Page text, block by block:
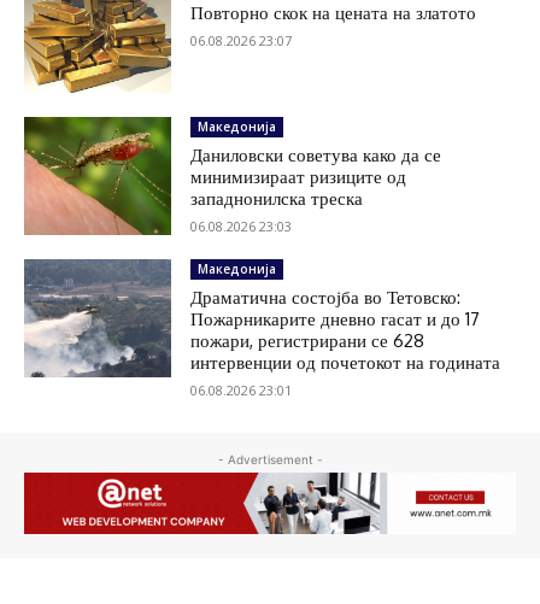
Повторно скок на цената на златото
06.08.2026 23:07
Македонија
Даниловски советува како да се
минимизираат ризиците од
западнонилска треска
06.08.2026 23:03
Македонија
Драматична состојба во Тетовско:
Пожарникарите дневно гасат и до 17
пожари, регистрирани се 628
интервенции од почетокот на годината
06.08.2026 23:01
- Advertisement -